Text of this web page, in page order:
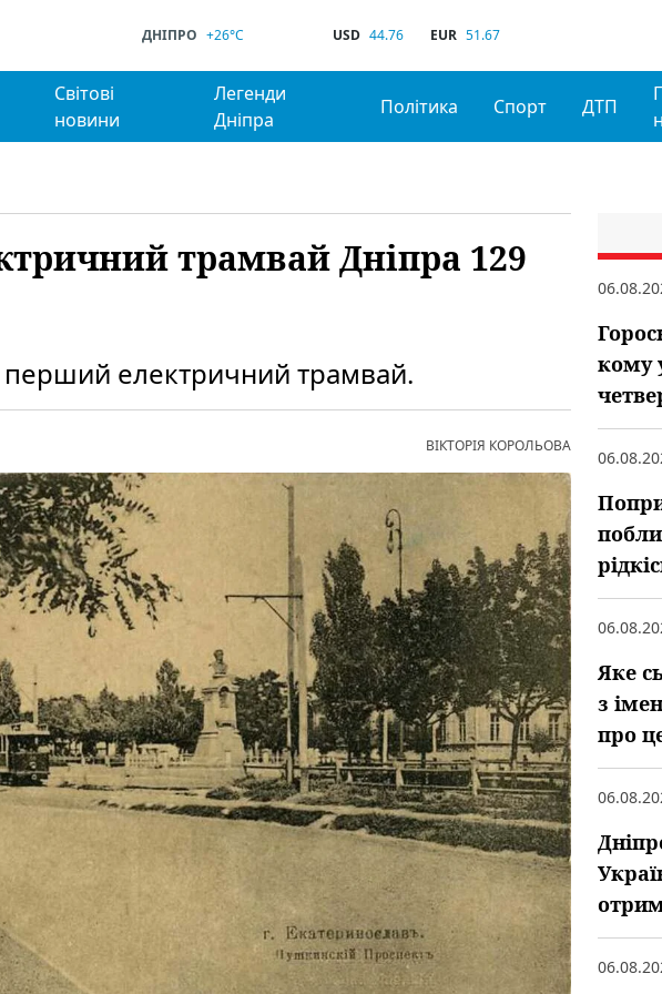
ДНІПРО +26°C USD 44.76 EUR 51.67
Світові
новини
Легенди
Дніпра
Політика Спорт ДТП
трамвай Дніпра 129
перший електричний трамвай.
ВІКТОРІЯ КОРОЛЬОВА
кому
Яке
з
про